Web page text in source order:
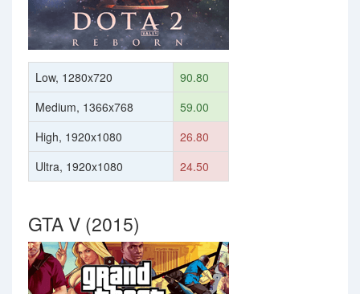
Low, 1280x720
90.80
Medium, 1366x768
59.00
High, 1920x1080
26.80
Ultra, 1920x1080
24.50
GTA V (2015)